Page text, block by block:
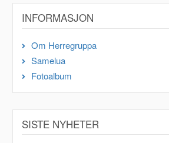
INFORMASJON
Om Herregruppa
Samelua
Fotoalbum
SISTE NYHETER